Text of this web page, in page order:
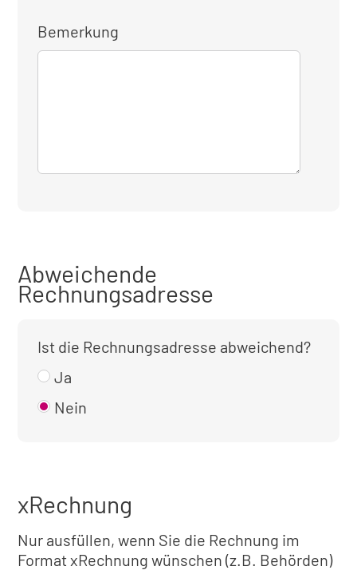
Bemerkung
Abweichende
Rechnungsadresse
Ist die Rechnungsadresse abweichend?
Ja
Nein
xRechnung
Nur ausfüllen, wenn Sie die Rechnung im
Format xRechnung wünschen (z.B. Behörden)